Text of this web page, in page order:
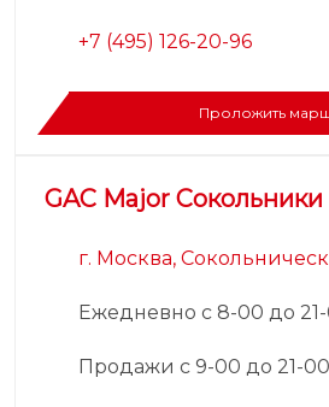
+7 (495) 126-20-96
Проложить
GAC Major Сокольники
г. Москва,
Ежедневно с 8-00 до
Продажи с 9-00 до 21-00